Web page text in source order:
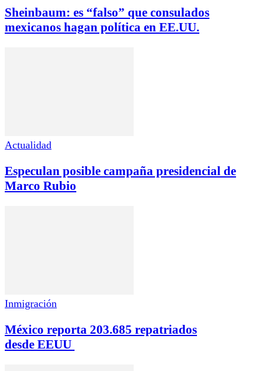
Sheinbaum: es “falso” que consulados
mexicanos hagan política en EE.UU.
Actualidad
Especulan posible campaña presidencial de
Marco Rubio
Inmigración
México reporta 203.685 repatriados
desde EEUU